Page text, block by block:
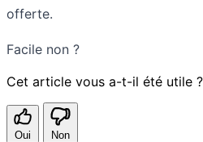
offerte.
Facile non ?
Cet article vous a-t-il été utile ?
Oui Non